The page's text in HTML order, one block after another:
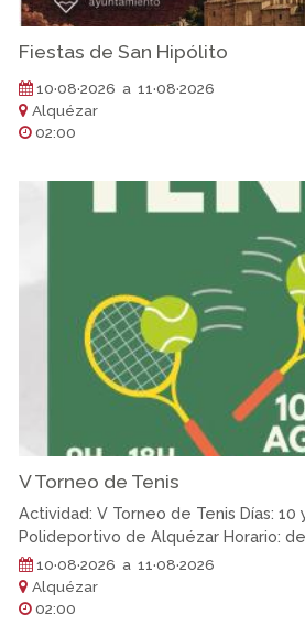
Fiestas de San Hipólito
10·08·2026 a 11·08·2026
Alquézar
02:00
V Torneo de Tenis
Actividad: V Torneo de Tenis Días: 10
Polideportivo de Alquézar Horario:
10·08·2026 a 11·08·2026
Alquézar
02:00